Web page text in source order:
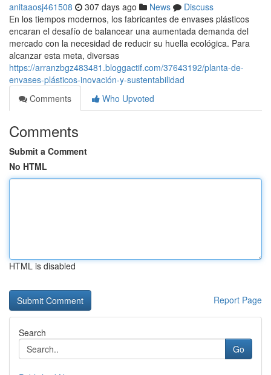
anitaaosj461508 307 days ago News
Discuss
En los tiempos modernos, los fabricantes de envases plásticos
encaran el desafío de balancear una aumentada demanda del
mercado con la necesidad de reducir su huella ecológica. Para
alcanzar esta meta, diversas
https://arranzbgz483481.bloggactif.com/37643192/planta-de-
envases-plásticos-inovación-y-sustentabilidad
Comments
Who Upvoted
Comments
Submit a Comment
No HTML
HTML is disabled
Report Page
Search
Go